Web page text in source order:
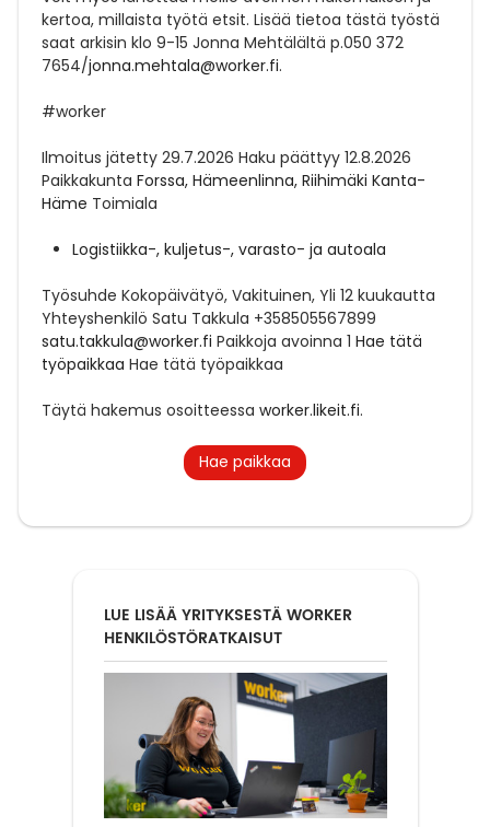
kertoa, millaista työtä etsit. Lisää tietoa tästä työstä
saat arkisin klo 9-15 Jonna Mehtälältä p.050 372
7654/jonna.mehtala@worker.fi.
#worker
Ilmoitus jätetty 29.7.2026 Haku päättyy 12.8.2026
Paikkakunta Forssa, Hämeenlinna, Riihimäki Kanta-
Häme Toimiala
Logistiikka-, kuljetus-, varasto- ja autoala
Työsuhde Kokopäivätyö, Vakituinen, Yli 12 kuukautta
Yhteyshenkilö Satu Takkula +358505567899
satu.takkula@worker.fi Paikkoja avoinna 1 Hae tätä
työpaikkaa Hae tätä työpaikkaa
Täytä hakemus osoitteessa worker.likeit.fi.
Hae paikkaa
LUE LISÄÄ YRITYKSESTÄ WORKER
HENKILÖSTÖRATKAISUT